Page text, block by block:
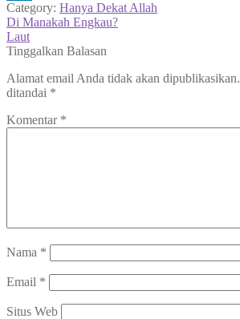
LinkedIn
Category: Hanya Dekat Allah
Navigasi
pos
Previous
post:
Di Manakah Engkau?
Next
post:
Laut
Tinggalkan Balasan
Alamat email Anda tidak akan dipublikasikan.
ditandai *
Komentar *
Nama *
Email *
Situs Web